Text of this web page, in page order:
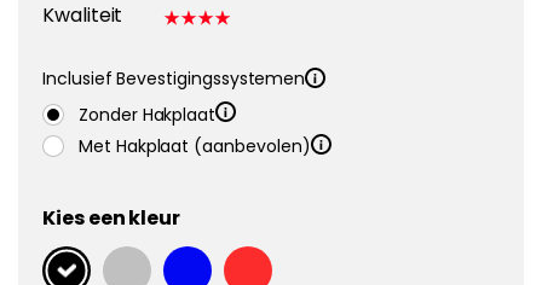
Kwaliteit
Inclusief Bevestigingssystemen
Zonder Hakplaat
Met Hakplaat (aanbevolen)
Kies een kleur